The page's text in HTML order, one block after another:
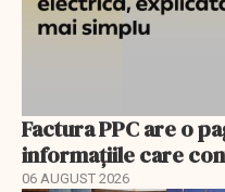
Factura PPC are o
informațiile care
06 AUGUST 2026